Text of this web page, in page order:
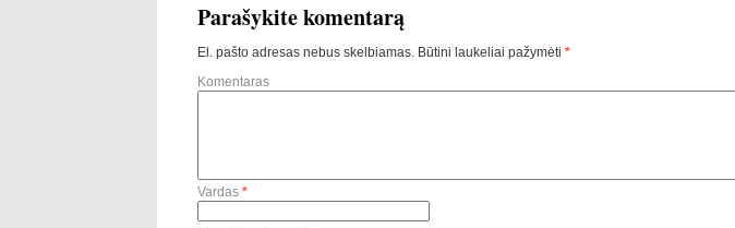
Parašykite komentarą
El. pašto adresas nebus skelbiamas. Būtini laukeliai pažymėti *
Komentaras
Vardas *